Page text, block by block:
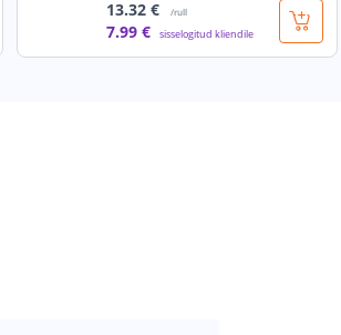
13.32 € /rull
7.99 € sisselogitud kliendile